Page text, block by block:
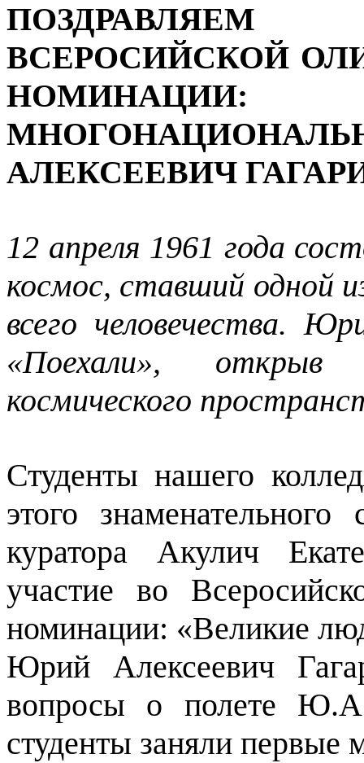
ВСЕРОСИЙСКОЙ
НОМИНАЦИИ:
АЛЕКСЕЕВИЧ
12 апреля 1961 года
космос, ставший одной
всего человечества.
«Поехали», открыв
космического
Студенты нашего
этого
куратора Акулич
участие во
номинации: «Великие
Юрий Алексеевич
вопросы о полете
студенты заняли первые